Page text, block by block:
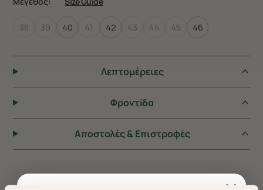
38 39 40 41 42 43 44 45 46
Λεπτομέρειες
Φροντiδα
Αποστολές & Επιστροφές